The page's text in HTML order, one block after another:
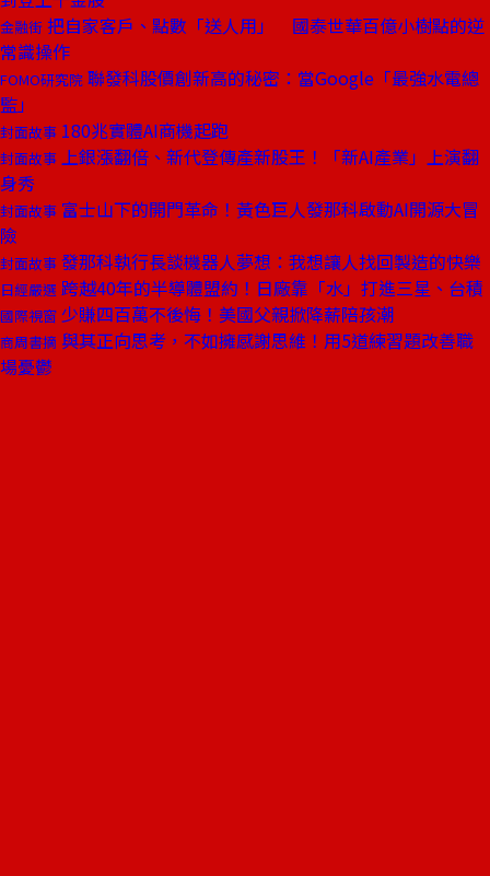
金融街 把自家客戶、點數「送人用」 國泰世華百億小樹點的逆
常識操作
FOMO研究院 聯發科股價創新高的秘密：當Google「最強水電總
監」
封面故事 180兆實體AI商機起跑
封面故事 上銀漲翻倍、新代登傳產新股王！「新AI產業」上演翻
身秀
封面故事 富士山下的開門革命！黃色巨人發那科啟動AI開源大冒
險
封面故事 發那科執行長談機器人夢想：我想讓人找回製造的快樂
日經嚴選 跨越40年的半導體盟約！日廠靠「水」打進三星、台積
國際視窗 少賺四百萬不後悔！美國父親掀降薪陪孩潮
商周書摘 與其正向思考，不如擁感謝思維！用5道練習題改善職
場憂鬱